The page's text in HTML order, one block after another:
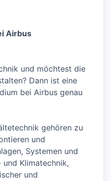
Airbus
und möchtest die
Dann ist eine
bei Airbus genau
gehören zu
und
Systemen und
Klimatechnik,
und